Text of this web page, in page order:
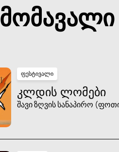
მომავალი
ფესტივალი
ᲙᲚᲓᲘᲡ ᲚᲝᲛᲔᲑᲘ
შავი ზღვის სანაპირო